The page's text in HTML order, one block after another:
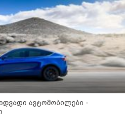
09:33 / 05-08-2026
"მამის მიერ ცოტნესთვის
დატოვებულ სახლში
თვითნებურად ცხოვრობს
ადამიანი, რომელიც ზვიადის
ანდერძში ერთი სიტყვითაც კი
არ არის მოხსენიებული" - ანა
ჯაბაური
09:32 / 05-08-2026
"4 დღე უწყლოდ და უპუროდ
გაატარეს, მათ სიცოცხლე
დავუბრუნეთ" - ქართველი
ავტომობილები -